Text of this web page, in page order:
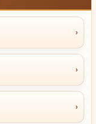
›
›
›